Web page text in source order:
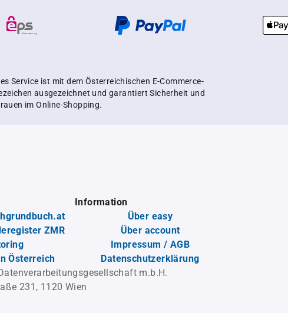
Service ist mit dem Österreichischen E-Commerce-
ausgezeichnet und garantiert Sicherheit und
im Online-Shopping.
ZMR
Österreich
Information
Über easy
Über account
Impressum / AGB
Datenschutzerklärung
m.b.H.
231, 1120 Wien